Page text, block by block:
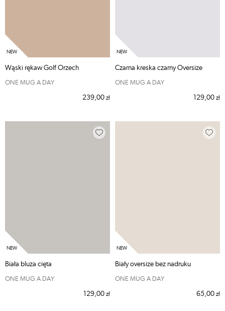
Wąski rękaw Golf Orzech
ONE MUG A DAY
239,00 zł
Czarna kreska czarny Oversize
ONE MUG A DAY
129,00 zł
Biała bluza cięta
ONE MUG A DAY
129,00 zł
Biały oversize bez nadruku
ONE MUG A DAY
65,00 zł